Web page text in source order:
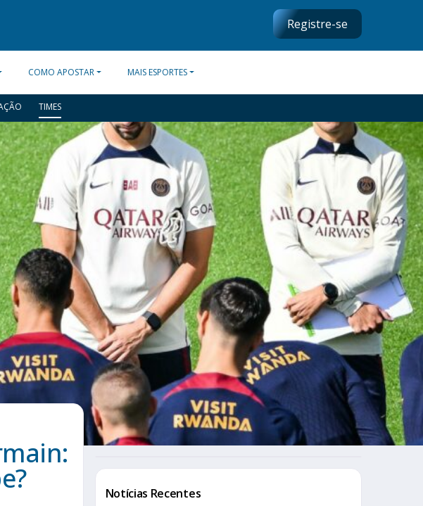
Registre-se
COMO APOSTAR MAIS ESPORTES
TIMES
Notícias Recentes